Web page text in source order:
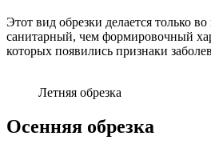
Этот вид обрезки делается только
санитарный, чем формировочный
которых появились признаки
Летняя обрезка
Осенняя обрезка